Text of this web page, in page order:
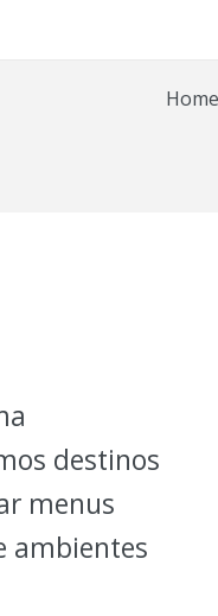
Home
destinos
menus
ambientes